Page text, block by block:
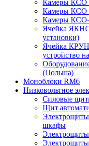
Камеры КСО
Камеры КСО
Камеры
Ячейка ЯКНО
установки)
Ячейка КРУН
устройство
(Польша)
Моноблоки RM6
Низковольтное
Силовые
Щит
шкафы
Электрощиты
Электрощиты